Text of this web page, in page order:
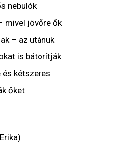
nebulók
mivel jövőre ők
– az utánuk
is bátorítják
és kétszeres
őket